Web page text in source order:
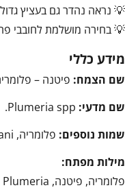
💡 נראה נהדר גם בעציץ גדול 🪴
💡 בחירה מושלמת לחובבי
מידע כללי
שם הצמח: פיטנה –
שם מדעי:
שמות נוספים: פלומריה, Frangipani
מילות מפתח: